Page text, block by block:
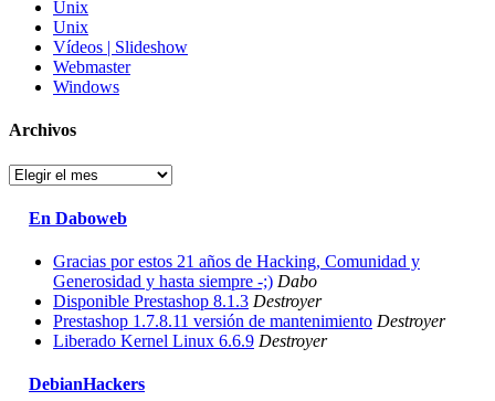
Unix
Unix
Vídeos | Slideshow
Webmaster
Windows
Archivos
Archivos
En Daboweb
Gracias por estos 21 años de Hacking, Comunidad y
Generosidad y hasta siempre -;) Dabo
Disponible Prestashop 8.1.3 Destroyer
Prestashop 1.7.8.11 versión de mantenimiento Destroyer
Liberado Kernel Linux 6.6.9 Destroyer
DebianHackers